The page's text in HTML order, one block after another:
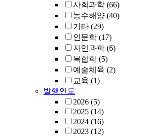
사회과학 (66)
농수해양 (40)
기타 (29)
인문학 (17)
자연과학 (6)
복합학 (5)
예술체육 (2)
교육 (1)
발행연도
2026 (5)
2025 (14)
2024 (16)
2023 (12)